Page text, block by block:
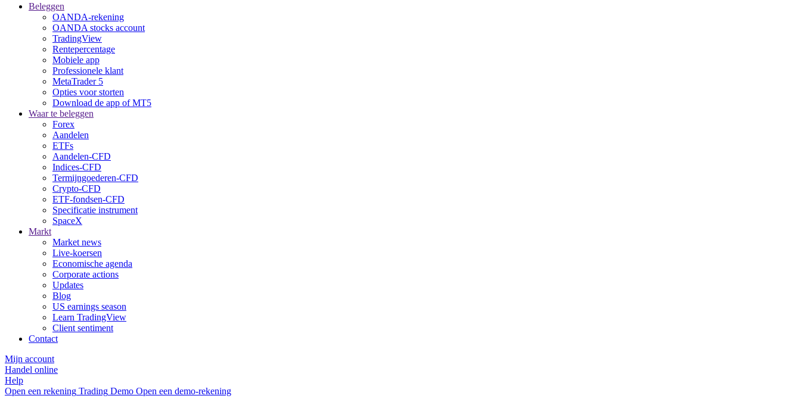
Beleggen
OANDA-rekening
OANDA stocks account
TradingView
Rentepercentage
Mobiele app
Professionele klant
MetaTrader 5
Opties voor storten
Download de app of MT5
Waar te beleggen
Forex
Aandelen
ETFs
Aandelen-CFD
Indices-CFD
Termijngoederen-CFD
Crypto-CFD
ETF-fondsen-CFD
Specificatie instrument
SpaceX
Markt
Market news
Live-koersen
Economische agenda
Corporate actions
Updates
Blog
US earnings season
Learn TradingView
Client sentiment
Contact
Mijn account
Handel online
Help
Open een rekening Trading Demo Open een demo-rekening